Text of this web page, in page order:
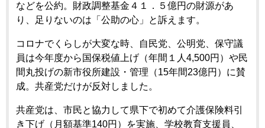
などを公約。財政調整基金４１．５億円の財源があ
り、足りないのは「公助の心」と訴えます。
コロナでくらしが大変な時、自民党、公明党、保守議
員は今年度から国保税値上げ（年間１人4,500円）や民
間丸投げの新市役所建設・管理（15年間23億円）に賛
成。共産党だけが反対しました。
共産党は、市民と協力して県下で初めて介護保険料引
き下げ（月額基準140円）を実施、学校教育支援員、